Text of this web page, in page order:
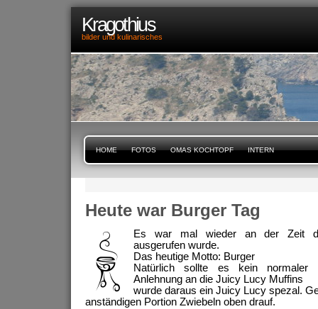
Kragothius
bilder und kulinarisches
HOME FOTOS OMAS KOCHTOPF INTERN
Heute war Burger Tag
Es war mal wieder an der Zeit
ausgerufen wurde.
Das heutige Motto: Burger
Natürlich sollte es kein normaler
Anlehnung an die Juicy Lucy Muffins
wurde daraus ein Juicy Lucy spezal.
anständigen Portion Zwiebeln oben drauf.